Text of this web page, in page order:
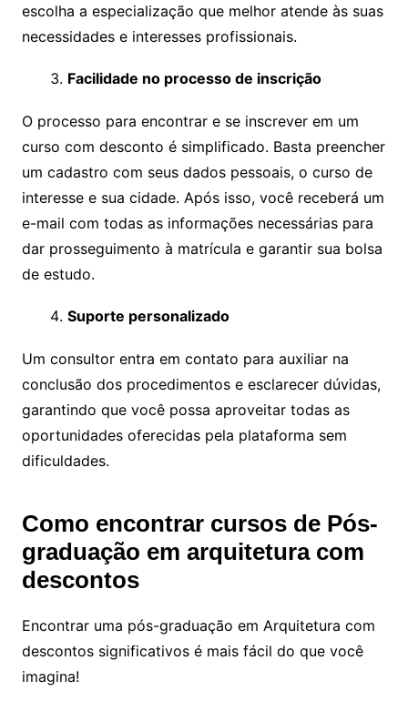
escolha a especialização que melhor atende às suas
necessidades e interesses profissionais.
Facilidade no processo de inscrição
O processo para encontrar e se inscrever em um
curso com desconto é simplificado. Basta preencher
um cadastro com seus dados pessoais, o curso de
interesse e sua cidade. Após isso, você receberá um
e-mail com todas as informações necessárias para
dar prosseguimento à matrícula e garantir sua bolsa
de estudo.
Suporte personalizado
Um consultor entra em contato para auxiliar na
conclusão dos procedimentos e esclarecer dúvidas,
garantindo que você possa aproveitar todas as
oportunidades oferecidas pela plataforma sem
dificuldades.
Como encontrar cursos de Pós-
graduação em arquitetura com
descontos
Encontrar uma pós-graduação em Arquitetura com
descontos significativos é mais fácil do que você
imagina!